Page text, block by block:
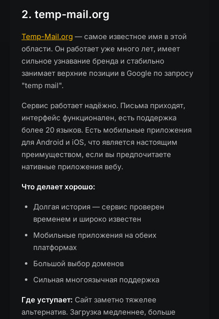
2. temp-mail.org
Temp-Mail.org — самое известное имя в этой
области. Он работает уже много лет, имеет
сильное узнавание бренда и стабильно
занимает верхние позиции в Google по запросу
"temp mail".
Сервис работает надёжно. Письма приходят,
интерфейс функционален, есть поддержка
более 20 языков. Есть мобильные приложения
для Android и iOS, что является настоящим
преимуществом, если вы предпочитаете
нативные приложения вебу.
Что делает хорошо:
Долгая история — сервис проверен
временем и широко известен
Мобильные приложения на обеих
платформах
Большой выбор доменов
Сильная многоязычная поддержка
Где уступает: Сайт заметно тяжелее
альтернатив. Загрузка медленнее, больше